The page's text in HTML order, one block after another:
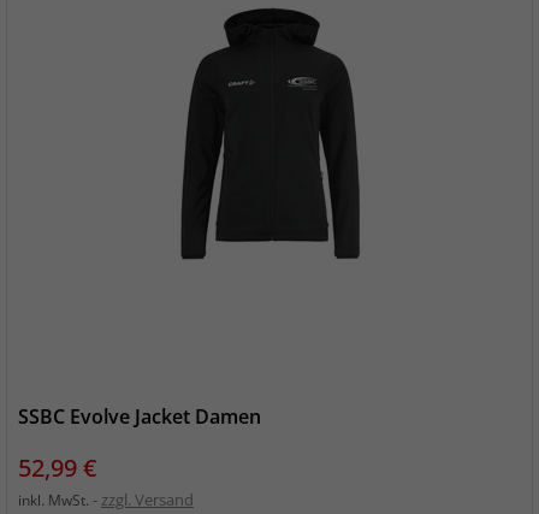
SSBC Evolve Jacket Damen
Preis
52,99 €
inkl. MwSt. zzgl. Versand